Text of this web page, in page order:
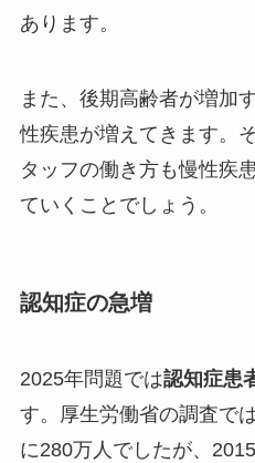
あります。
また、後期高齢者が増加
性疾患が増えてきます。
タッフの働き方も慢性疾
ていくことでしょう。
認知症の急増
2025年問題では認知症患
す。厚生労働省の調査で
に280万人でしたが、